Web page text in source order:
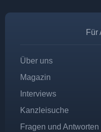
Für
Über uns
Magazin
Interviews
Kanzleisuche
Fragen und Antworten